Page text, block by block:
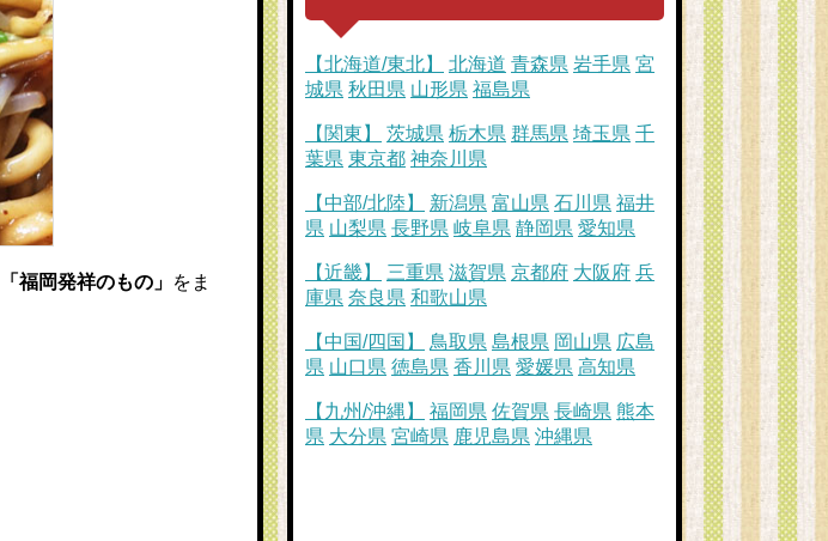
「福岡発祥のもの」 をま
【北海道/東北】 北海道 青森県 岩手県 宮
城県 秋田県 山形県 福島県
【関東】 茨城県 栃木県 群馬県 埼玉県 千
葉県 東京都 神奈川県
【中部/北陸】 新潟県 富山県 石川県 福井
県 山梨県 長野県 岐阜県 静岡県 愛知県
【近畿】 三重県 滋賀県 京都府 大阪府 兵
庫県 奈良県 和歌山県
【中国/四国】 鳥取県 島根県 岡山県 広島
県 山口県 徳島県 香川県 愛媛県 高知県
【九州/沖縄】 福岡県 佐賀県 長崎県 熊本
県 大分県 宮崎県 鹿児島県 沖縄県